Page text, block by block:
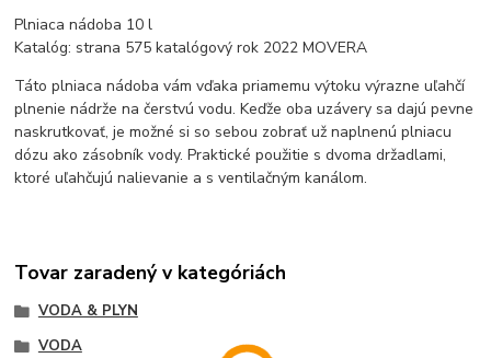
Plniaca nádoba 10 l
Katalóg: strana 575 katalógový rok 2022 MOVERA
Táto plniaca nádoba vám vďaka priamemu výtoku výrazne uľahčí
plnenie nádrže na čerstvú vodu. Keďže oba uzávery sa dajú pevne
naskrutkovať, je možné si so sebou zobrať už naplnenú plniacu
dózu ako zásobník vody. Praktické použitie s dvoma držadlami,
ktoré uľahčujú nalievanie a s ventilačným kanálom.
Tovar zaradený v kategóriách
VODA & PLYN
VODA